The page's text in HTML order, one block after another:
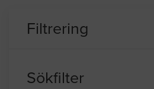
Filtrering
Sökfilter